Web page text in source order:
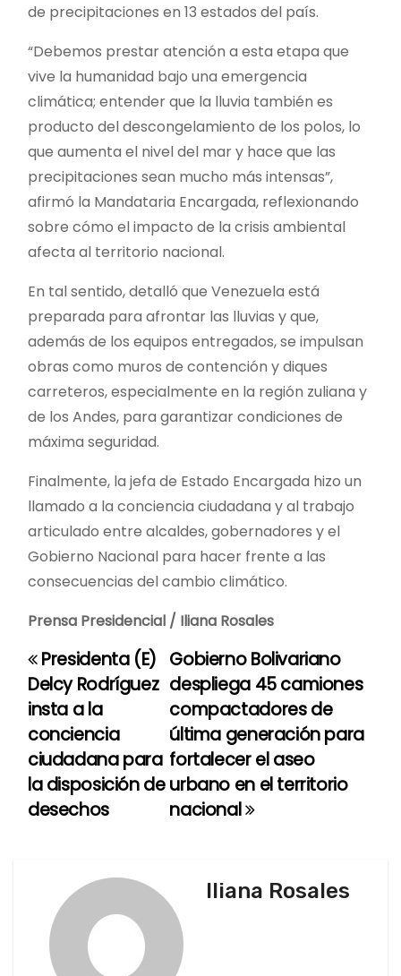
de precipitaciones en 13 estados del país.
“Debemos prestar atención a esta etapa que
vive la humanidad bajo una emergencia
climática; entender que la lluvia también es
producto del descongelamiento de los polos, lo
que aumenta el nivel del mar y hace que las
precipitaciones sean mucho más intensas”,
afirmó la Mandataria Encargada, reflexionando
sobre cómo el impacto de la crisis ambiental
afecta al territorio nacional.
En tal sentido, detalló que Venezuela está
preparada para afrontar las lluvias y que,
además de los equipos entregados, se impulsan
obras como muros de contención y diques
carreteros, especialmente en la región zuliana y
de los Andes, para garantizar condiciones de
máxima seguridad.
Finalmente, la jefa de Estado Encargada hizo un
llamado a la conciencia ciudadana y al trabajo
articulado entre alcaldes, gobernadores y el
Gobierno Nacional para hacer frente a las
consecuencias del cambio climático.
Prensa Presidencial / Iliana Rosales
N
a
v
e
g
Gobierno Bolivariano
despliega 45 camiones
compactadores de
última generación para
fortalecer el aseo
urbano en el territorio
nacional
Presidenta (E)
Delcy Rodríguez
insta a la
conciencia
ciudadana para
la disposición de
desechos
Iliana Rosales